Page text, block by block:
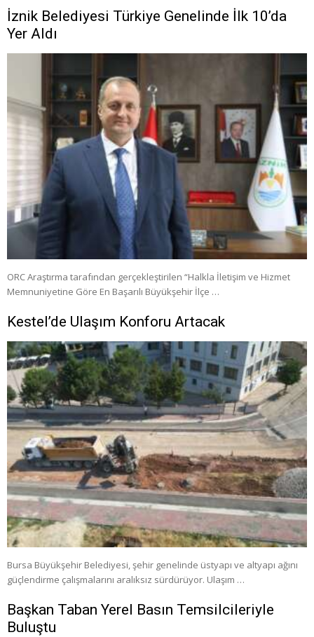
İznik Belediyesi Türkiye Genelinde İlk 10’da
Yer Aldı
ORC Araştırma tarafından gerçekleştirilen “Halkla İletişim ve Hizmet
Memnuniyetine Göre En Başarılı Büyükşehir İlçe …
Kestel’de Ulaşım Konforu Artacak
Bursa Büyükşehir Belediyesi, şehir genelinde üstyapı ve altyapı ağını
güçlendirme çalışmalarını aralıksız sürdürüyor. Ulaşım …
Başkan Taban Yerel Basın Temsilcileriyle
Buluştu